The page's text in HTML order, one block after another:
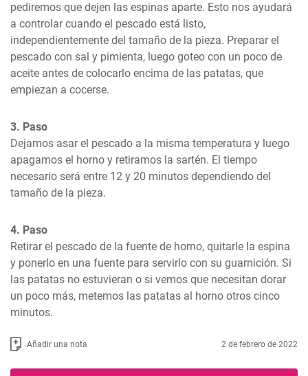
pediremos que dejen las espinas aparte. Esto nos ayudará
a controlar cuando el pescado está listo,
independientemente del tamaño de la pieza. Preparar el
pescado con sal y pimienta, luego goteo con un poco de
aceite antes de colocarlo encima de las patatas, que
empiezan a cocerse.
3. Paso
Dejamos asar el pescado a la misma temperatura y luego
apagamos el horno y retiramos la sartén. El tiempo
necesario será entre 12 y 20 minutos dependiendo del
tamaño de la pieza.
4. Paso
Retirar el pescado de la fuente de horno, quitarle la espina
y ponerlo en una fuente para servirlo con su guarnición. Si
las patatas no estuvieran o si vemos que necesitan dorar
un poco más, metemos las patatas al horno otros cinco
minutos.
Añadir una nota 2 de febrero de 2022